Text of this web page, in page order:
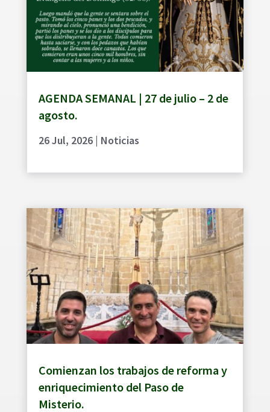
AGENDA SEMANAL | 27 de julio – 2 de
agosto.
26 Jul, 2026| Noticias
Comienzan los trabajos de reforma y
enriquecimiento del Paso de
Misterio.